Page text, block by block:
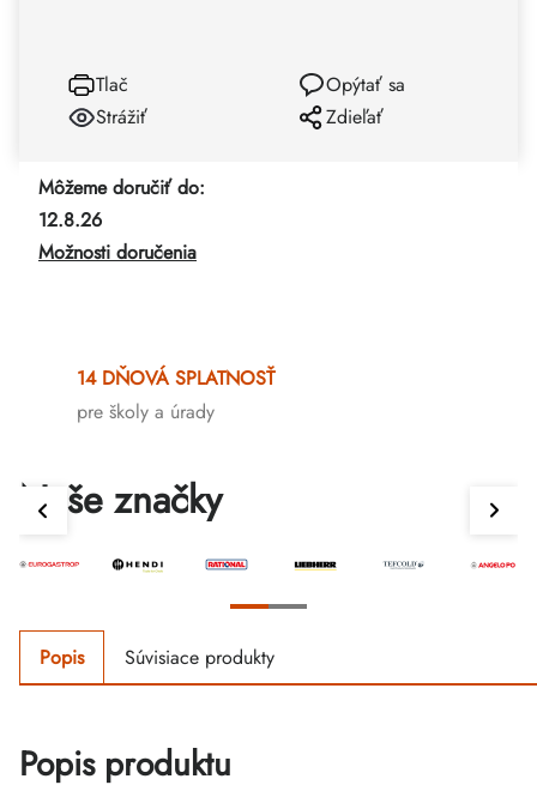
Môžeme doručiť do:
12.8.26
Možnosti doručenia
Tlač
Opýtať sa
Strážiť
Zdieľať
14 DŇOVÁ SPLATNOSŤ
pre školy a úrady
Naše značky
Popis Súvisiace produkty
Popis produktu